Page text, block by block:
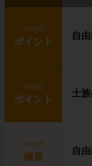
step2
ポイント
自
step3
ポイント
士
step4
練習
自